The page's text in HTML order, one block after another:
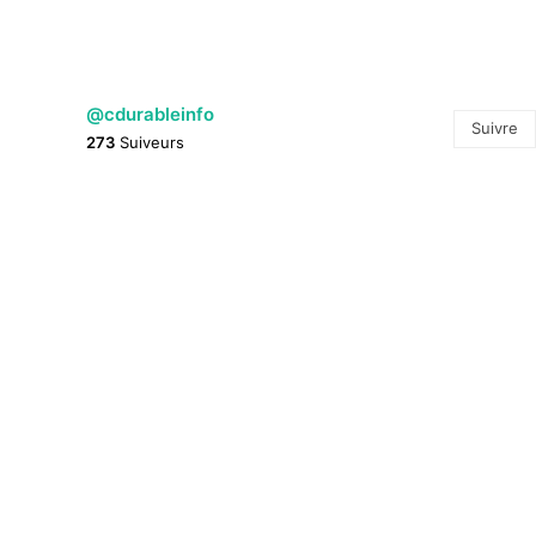
@cdurableinfo
273 Suiveurs
Suivre